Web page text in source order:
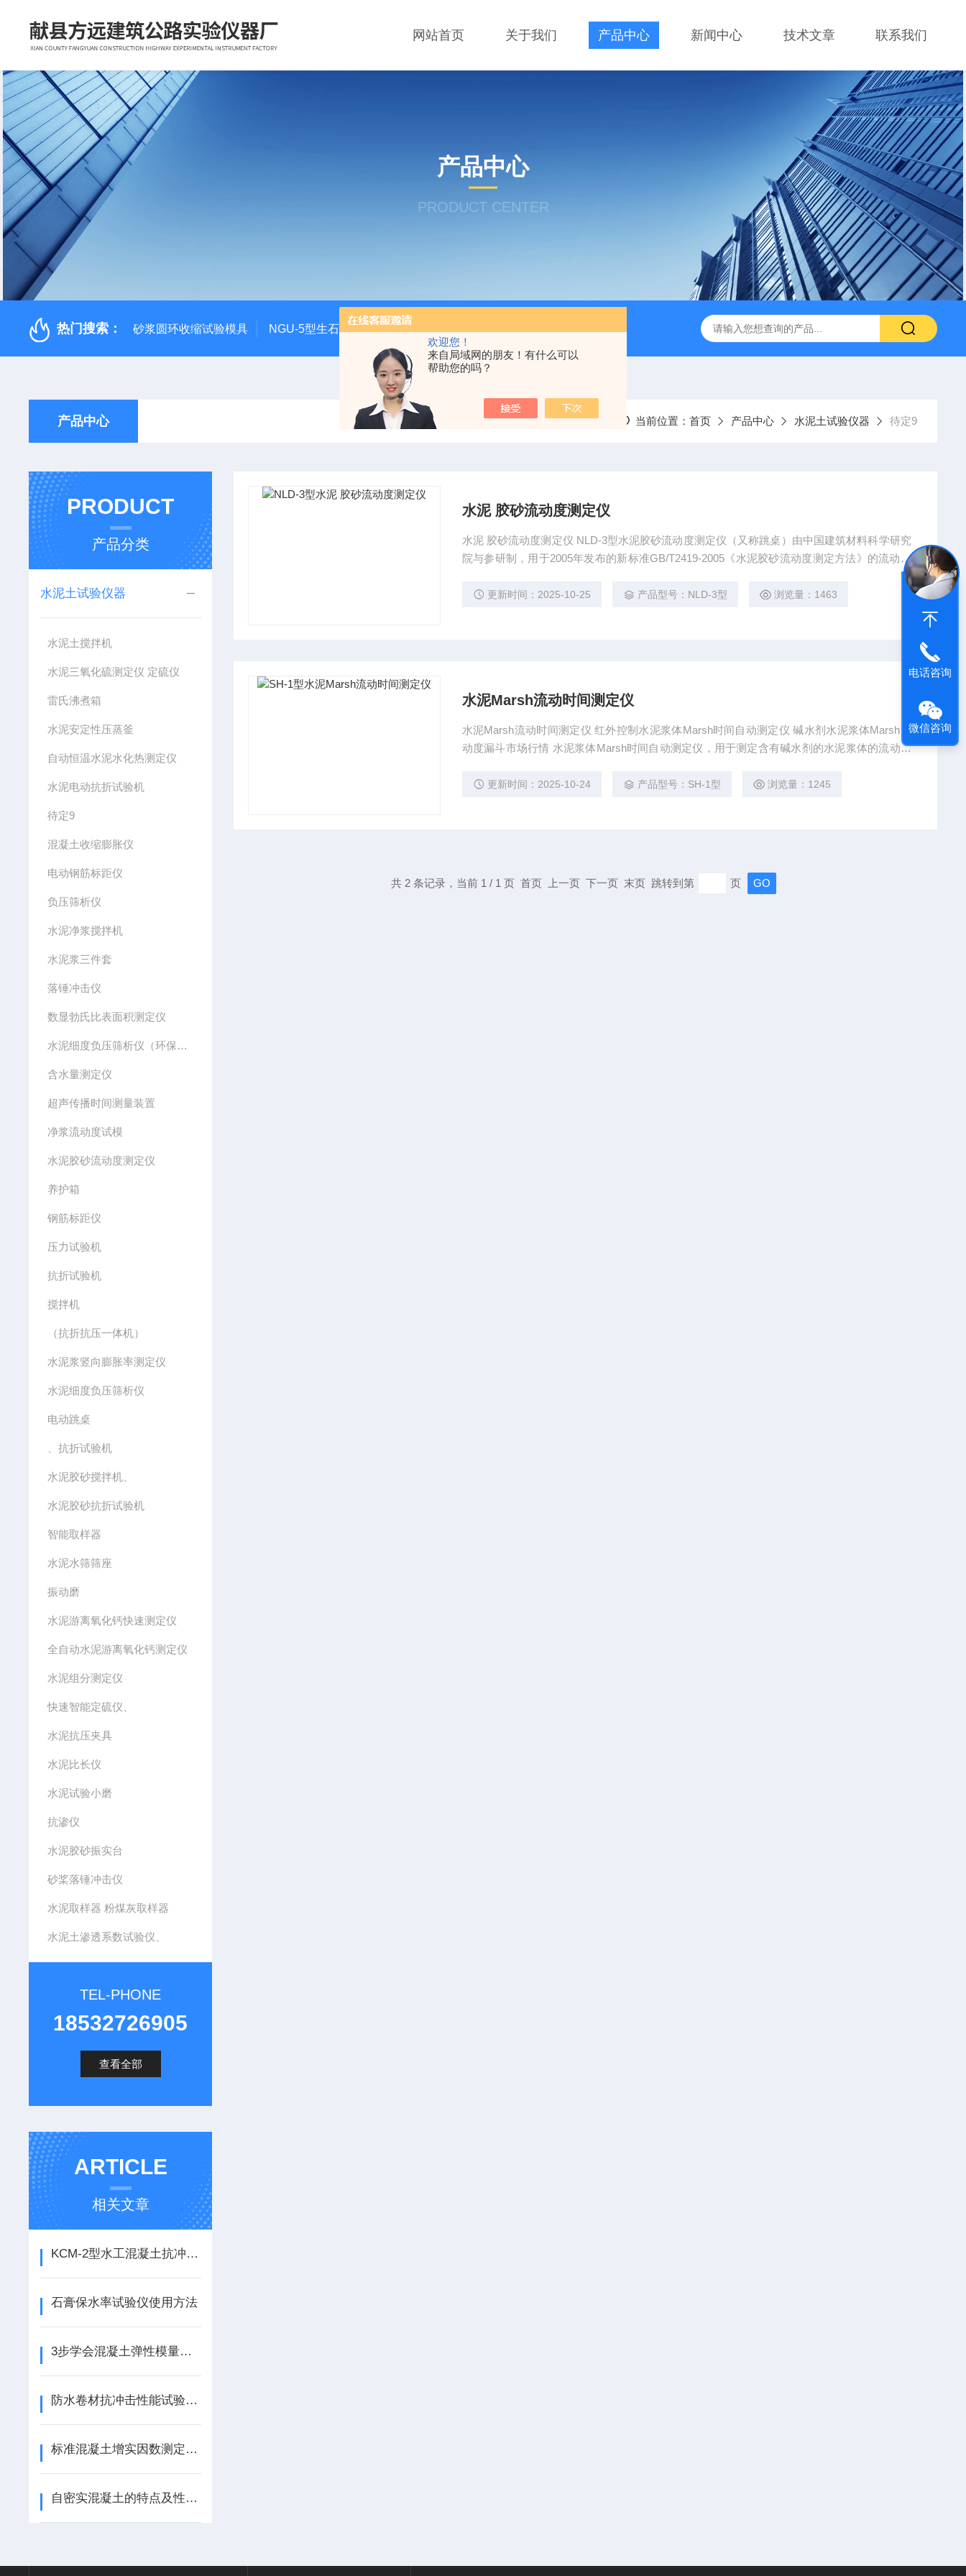
欢迎您！
来自局域网的朋友！有什么可以
帮助您的吗？
网站首页 关于我们 产品中心 新闻中心 技术文章 联系我们
产品中心
PRODUCT CENTER
热门搜索： 砂浆圆环收缩试验模具 NGU-5型生石灰消化器（保温带盖消化器） *GB/T 50080-2016标准普通混凝土泌水率试验容量筒试验方法 生石灰浆渣测定仪
产品中心 当前位置： 首页 产品中心 水泥土试验仪器 待定9
PRODUCT
产品分类
水泥土试验仪器
水泥土搅拌机
水泥三氧化硫测定仪 定硫仪
雷氏沸煮箱
水泥安定性压蒸釜
自动恒温水泥水化热测定仪
水泥电动抗折试验机
待定9
混凝土收缩膨胀仪
电动钢筋标距仪
负压筛析仪
水泥净浆搅拌机
水泥浆三件套
落锤冲击仪
数显勃氏比表面积测定仪
水泥细度负压筛析仪（环保型）
含水量测定仪
超声传播时间测量装置
净浆流动度试模
水泥胶砂流动度测定仪
养护箱
钢筋标距仪
压力试验机
抗折试验机
搅拌机
（抗折抗压一体机）
水泥浆竖向膨胀率测定仪
水泥细度负压筛析仪
电动跳桌
、抗折试验机
水泥胶砂搅拌机、
水泥胶砂抗折试验机
智能取样器
水泥水筛筛座
振动磨
水泥游离氧化钙快速测定仪
全自动水泥游离氧化钙测定仪
水泥组分测定仪
快速智能定硫仪、
水泥抗压夹具
水泥比长仪
水泥试验小磨
抗渗仪
水泥胶砂振实台
砂桨落锤冲击仪
水泥取样器 粉煤灰取样器
水泥土渗透系数试验仪、
TEL-PHONE
18532726905
查看全部
ARTICLE
相关文章
KCM-2型水工混凝土抗冲磨试验机
石膏保水率试验仪使用方法
3步学会混凝土弹性模量正确试验步骤
防水卷材抗冲击性能试验机试验步骤
标准混凝土增实因数测定仪规格
自密实混凝土的特点及性能研究综述
水泥 胶砂流动度测定仪
水泥 胶砂流动度测定仪 NLD-3型水泥胶砂流动度测定仪（又称跳桌）由中国建筑材料科学研究
院与参研制，用于2005年发布的新标准GB/T2419-2005《水泥胶砂流动度测定方法》的流动度
更新时间：2025-10-25 产品型号：NLD-3型 浏览量：1463
水泥Marsh流动时间测定仪
水泥Marsh流动时间测定仪 红外控制水泥浆体Marsh时间自动测定仪 碱水剂水泥浆体Marsh流
动度漏斗市场行情 水泥浆体Marsh时间自动测定仪，用于测定含有碱水剂的水泥浆体的流动性
可以直接确定碱水剂的饱和掺量点与碱水剂在混凝土中的表现具有良好的相关性。本产品在经
更新时间：2025-10-24 产品型号：SH-1型 浏览量：1245
共 2 条记录，当前 1 / 1 页 首页 上一页 下一页 末页 跳转到第 页
电话咨询
微信咨询